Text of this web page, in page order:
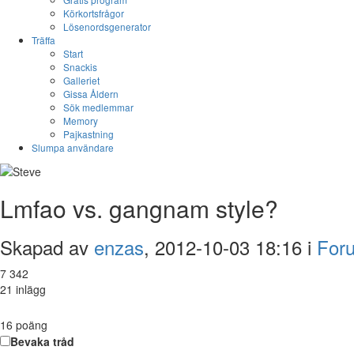
Körkortsfrågor
Lösenordsgenerator
Träffa
Start
Snackis
Galleriet
Gissa Åldern
Sök medlemmar
Memory
Pajkastning
Slumpa användare
Lmfao vs. gangnam style?
Skapad av enzas, 2012-10-03 18:16 i
7 342
21 inlägg
16 poäng
Bevaka tråd